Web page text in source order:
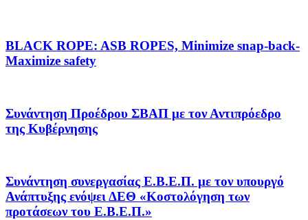
BLACK ROPE: ASB ROPES, Minimize snap-back-
Maximize safety
Συνάντηση Προέδρου ΣΒΑΠ με τον Αντιπρόεδρο
της Κυβέρνησης
Συνάντηση συνεργασίας Ε.Β.Ε.Π. με τον υπουργό
Ανάπτυξης ενόψει ΔΕΘ «Κοστολόγηση των
προτάσεων του Ε.Β.Ε.Π.»